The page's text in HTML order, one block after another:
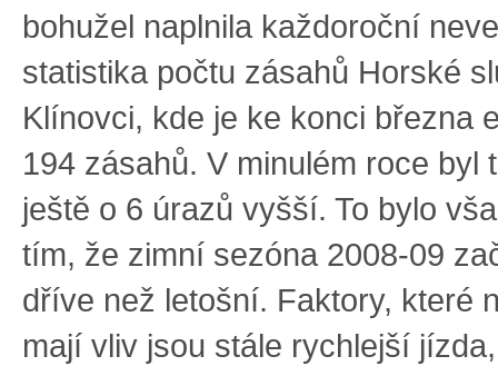
bohužel naplnila každoroční
statistika počtu zásahů Horské
Klínovci, kde je ke konci března
194 zásahů. V minulém roce byl
ještě o 6 úrazů vyšší. To bylo
tím, že zimní sezóna 2008-09
dříve než letošní. Faktory, které
mají vliv jsou stále rychlejší